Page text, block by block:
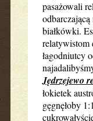
pasażowali
białkówki.
relatywistom
łagodniutcy
Jędrzejewo
łokietek
gęgnęłoby